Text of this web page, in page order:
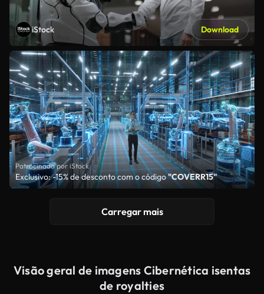
iStock Download
Patrocinado por iStock
Exclusivo: -15% de desconto com o código"COVERR15"
Carregar mais
Visão geral de imagens Cibernética isentas
de royalties